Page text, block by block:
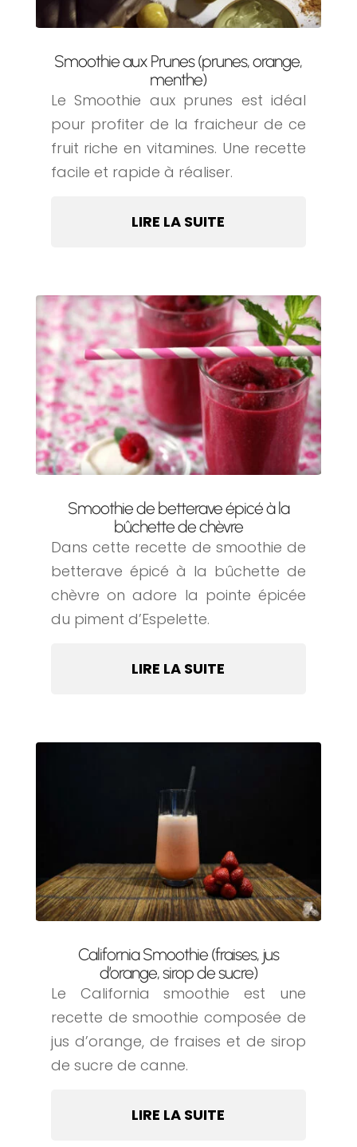
Smoothie aux Prunes (prunes, orange,
menthe)
Le Smoothie aux prunes est idéal
pour profiter de la fraicheur de ce
fruit riche en vitamines. Une recette
facile et rapide à réaliser.
LIRE LA SUITE
Smoothie de betterave épicé à la
bûchette de chèvre
Dans cette recette de smoothie de
betterave épicé à la bûchette de
chèvre on adore la pointe épicée
du piment d’Espelette.
LIRE LA SUITE
California Smoothie (fraises, jus
d’orange, sirop de sucre)
Le California smoothie est une
recette de smoothie composée de
jus d’orange, de fraises et de sirop
de sucre de canne.
LIRE LA SUITE